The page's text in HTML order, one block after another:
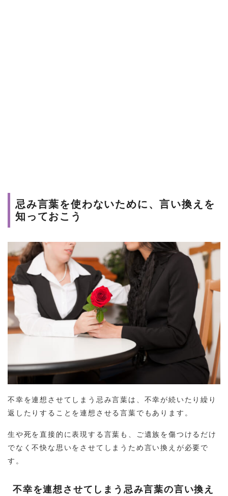
忌み言葉を使わないために、言い換えを
知っておこう
不幸を連想させてしまう忌み言葉は、不幸が続いたり繰り
返したりすることを連想させる言葉でもあります。
生や死を直接的に表現する言葉も、ご遺族を傷つけるだけ
でなく不快な思いをさせてしまうため言い換えが必要で
す。
不幸を連想させてしまう忌み言葉の言い換え